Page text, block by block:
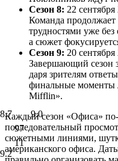
8.7
9.0
97
11
9.2
Сезон 8: 22
Команда продолжает
трудностями уже без
а сюжет
Сезон 9: 20
Завершающий сезон
даря зрителям
финальные моменты
Mifflin».
Каждый сезон «Офиса»
последовательный
сюжетными линиями,
американского офиса.